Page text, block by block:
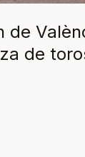
de
de